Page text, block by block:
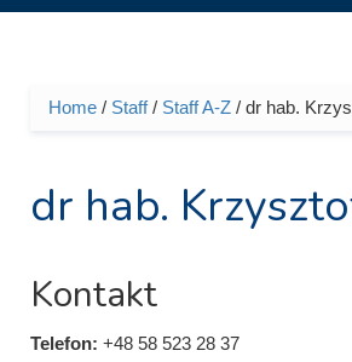
You are here
Home/ Staff/ Staff A-Z/ dr hab.
dr hab.
Kontakt
Telefon: +48 58 523 28 37